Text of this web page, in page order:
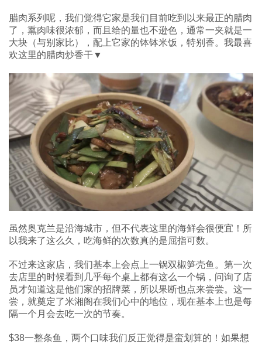
腊肉系列呢，我们觉得它家是我们目前吃到以来最正的腊肉
了，熏肉味很浓郁，而且给的量也不逊色，通常一夹就是一
大块（与别家比），配上它家的钵钵米饭，特别香。我最喜
欢这里的腊肉炒香干▼
虽然奥克兰是沿海城市，但不代表这里的海鲜会很便宜！所
以我来了这么久，吃海鲜的次数真的是屈指可数。
不过来这家店，我们基本上会点上一锅双椒笋壳鱼。第一次
去店里的时候看到几乎每个桌上都有这么一个锅，问询了店
员才知道这是他们家的招牌菜，所以果断也点来尝尝。这一
尝，就奠定了米湘阁在我们心中的地位，现在基本上也是每
隔一个月会去吃一次的节奏。
$38一整条鱼，两个口味我们反正觉得是蛮划算的！如果想